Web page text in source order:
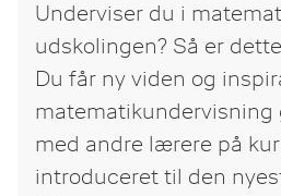
Underviser du i
udskolingen? Så er
Du får ny viden og
matematikundervisning
med andre lærere på
introduceret til den